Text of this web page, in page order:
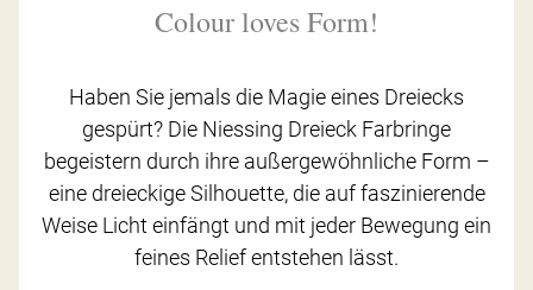
Colour loves Form!
Haben Sie jemals die Magie eines Dreiecks
gespürt? Die Niessing Dreieck Farbringe
begeistern durch ihre außergewöhnliche Form –
eine dreieckige Silhouette, die auf faszinierende
Weise Licht einfängt und mit jeder Bewegung ein
feines Relief entstehen lässt.